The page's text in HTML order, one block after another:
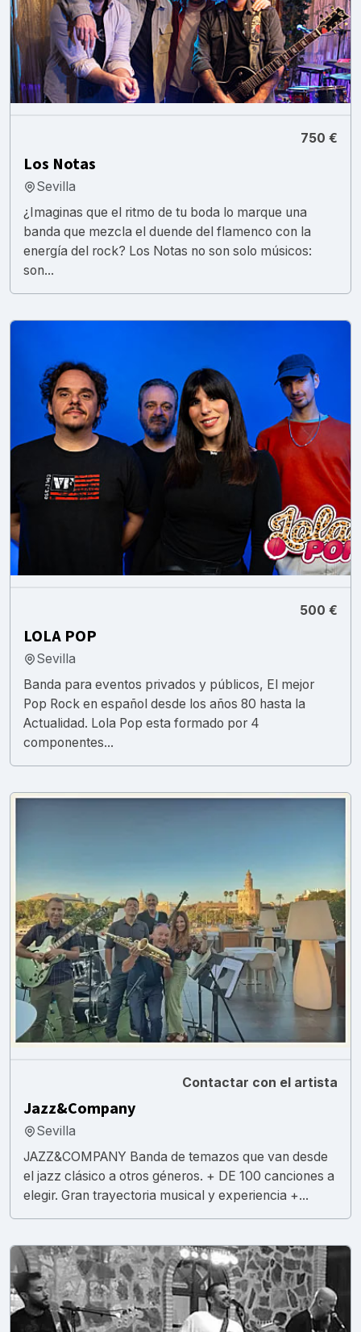
750 €
Los Notas
Sevilla
¿Imaginas que el ritmo de tu boda lo marque una
banda que mezcla el duende del flamenco con la
energía del rock? Los Notas no son solo músicos:
son...
500 €
LOLA POP
Sevilla
Banda para eventos privados y públicos, El mejor
Pop Rock en español desde los años 80 hasta la
Actualidad. Lola Pop esta formado por 4
componentes...
Contactar con el artista
Jazz&Company
Sevilla
JAZZ&COMPANY Banda de temazos que van desde
el jazz clásico a otros géneros. + DE 100 canciones a
elegir. Gran trayectoria musical y experiencia +...